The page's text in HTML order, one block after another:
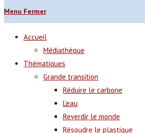
Menu Fermer
Accueil
Médiathèque
Thématiques
Grande transition
Réduire le carbone
L’eau
Reverdir le monde
Résoudre le plastique